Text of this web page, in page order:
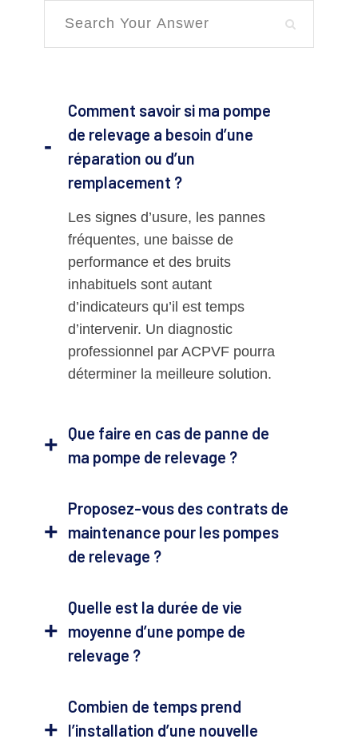
Comment savoir si ma pompe
de relevage a besoin d’une
réparation ou d’un
remplacement ?
Les signes d’usure, les pannes
fréquentes, une baisse de
performance et des bruits
inhabituels sont autant
d’indicateurs qu’il est temps
d’intervenir. Un diagnostic
professionnel par ACPVF pourra
déterminer la meilleure solution.
Que faire en cas de panne de
ma pompe de relevage ?
Proposez-vous des contrats de
maintenance pour les pompes
de relevage ?
Quelle est la durée de vie
moyenne d’une pompe de
relevage ?
Combien de temps prend
l’installation d’une nouvelle